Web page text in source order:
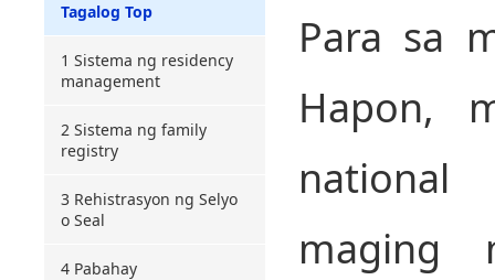
Tagalog Top
1 Sistema ng residency
management
2 Sistema ng family
registry
3 Rehistrasyon ng Selyo
o Seal
4 Pabahay
Para sa
Hapon,
maging